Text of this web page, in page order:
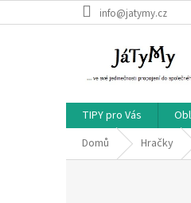
na
info@jatymy.cz
TIPY pro Vás
Domů
Hračky